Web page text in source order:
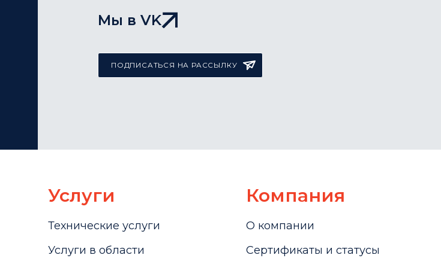
Мы в VK
ПОДПИСАТЬСЯ НА РАССЫЛКУ
Услуги
Технические услуги
Услуги в области
Компания
О компании
Сертификаты и статусы